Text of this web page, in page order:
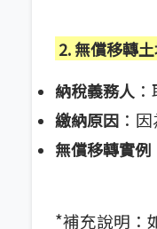
2. 無償移轉
納稅義務人
繳納原因 ：
無償移轉實例
*補充說明：